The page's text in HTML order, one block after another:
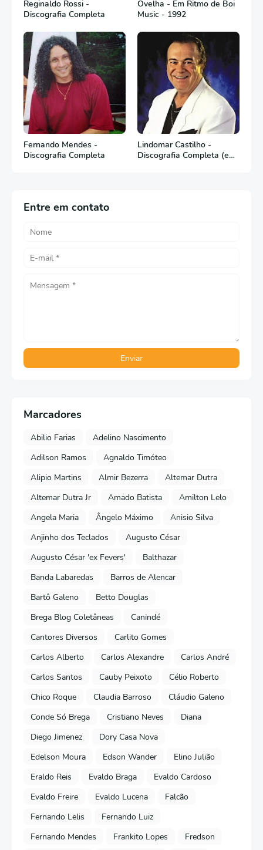
Reginaldo Rossi -
Discografia Completa
Ovelha - Em Ritmo de Boi
Music - 1992
Fernando Mendes -
Discografia Completa
Lindomar Castilho -
Discografia Completa (em
Entre em contato
Marcadores
Abilio Farias
Adelino Nascimento
Adilson Ramos
Agnaldo Timóteo
Alipio Martins
Almir Bezerra
Altemar Dutra
Altemar Dutra Jr
Amado Batista
Amilton Lelo
Angela Maria
Ângelo Máximo
Anisio Silva
Anjinho dos Teclados
Augusto César
Augusto César 'ex Fevers'
Balthazar
Banda Labaredas
Barros de Alencar
Bartô Galeno
Betto Douglas
Brega Blog Coletâneas
Canindé
Cantores Diversos
Carlito Gomes
Carlos Alberto
Carlos Alexandre
Carlos André
Carlos Santos
Cauby Peixoto
Célio Roberto
Chico Roque
Claudia Barroso
Cláudio Galeno
Conde Só Brega
Cristiano Neves
Diana
Diego Jimenez
Dory Casa Nova
Edelson Moura
Edson Wander
Elino Julião
Eraldo Reis
Evaldo Braga
Evaldo Cardoso
Evaldo Freire
Evaldo Lucena
Falcão
Fernando Lelis
Fernando Luiz
Fernando Mendes
Frankito Lopes
Fredson